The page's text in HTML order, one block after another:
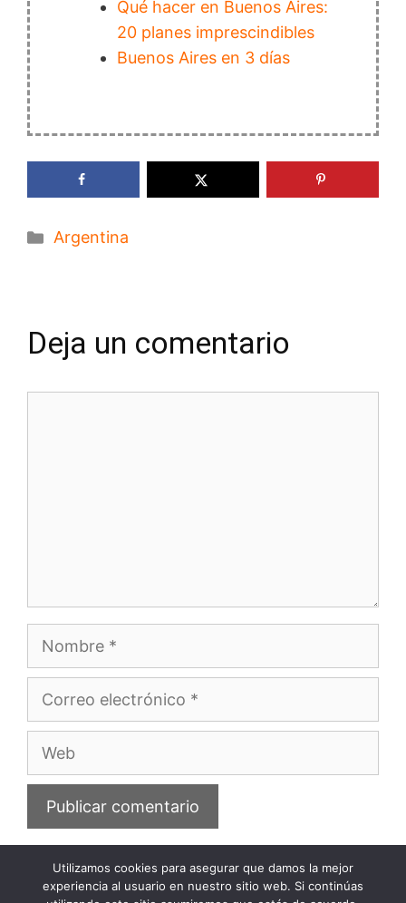
Qué hacer en Buenos Aires:
20 planes imprescindibles
Buenos Aires en 3 días
Categorías
Argentina
Deja un comentario
Nombre
Correo
Web
Utilizamos cookies para asegurar que damos la mejor
experiencia al usuario en nuestro sitio web. Si continúas